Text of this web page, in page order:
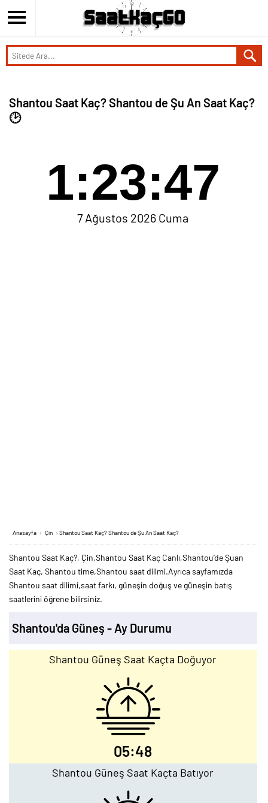
Shantou Saat Kaç? Shantou de Şu An Saat Kaç?
🕑
1:23:47
7 Ağustos 2026 Cuma
Anasayfa › Çin › Shantou Saat Kaç? Shantou de Şu An Saat Kaç?
Shantou Saat Kaç?, Çin,Shantou Saat Kaç Canlı,Shantou’de Şuan
Saat Kaç, Shantou time,Shantou saat dilimi.Ayrıca sayfamızda
Shantou saat dilimi,saat farkı, güneşin doğuş ve güneşin batış
saatlerini öğrene bilirsiniz.
Shantou'da Güneş - Ay Durumu
Shantou Güneş Saat Kaçta Doğuyor
05:48
Shantou Güneş Saat Kaçta Batıyor